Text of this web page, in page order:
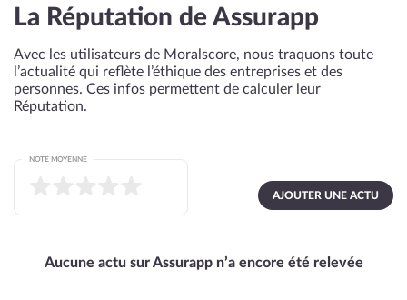
La Réputation de Assurapp
Avec les utilisateurs de Moralscore, nous traquons toute
l’actualité qui reflète l’éthique des entreprises et des
personnes. Ces infos permettent de calculer leur
Réputation.
AJOUTER UNE ACTU
NOTE MOYENNE
Aucune actu sur Assurapp n’a encore été relevée